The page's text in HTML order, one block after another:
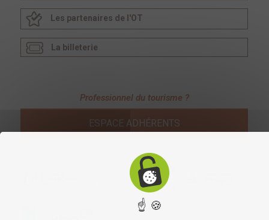
Les partenaires de l'OT
La billeterie
Professionnel du tourisme ?
ESPACE ADHÉRENTS
☝ 🍪